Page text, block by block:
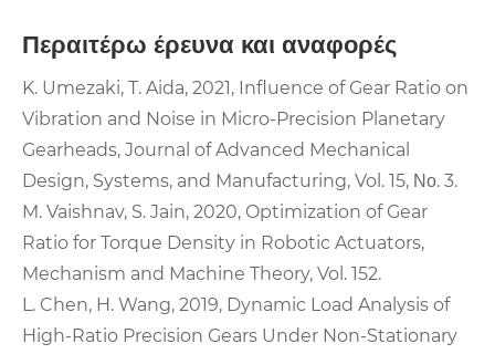
Περαιτέρω έρευνα και αναφορές
K. Umezaki, T. Aida, 2021, Influence of Gear Ratio on
Vibration and Noise in Micro-Precision Planetary
Gearheads, Journal of Advanced Mechanical
Design, Systems, and Manufacturing, Vol. 15, Νο. 3.
M. Vaishnav, S. Jain, 2020, Optimization of Gear
Ratio for Torque Density in Robotic Actuators,
Mechanism and Machine Theory, Vol. 152.
L. Chen, H. Wang, 2019, Dynamic Load Analysis of
High-Ratio Precision Gears Under Non-Stationary